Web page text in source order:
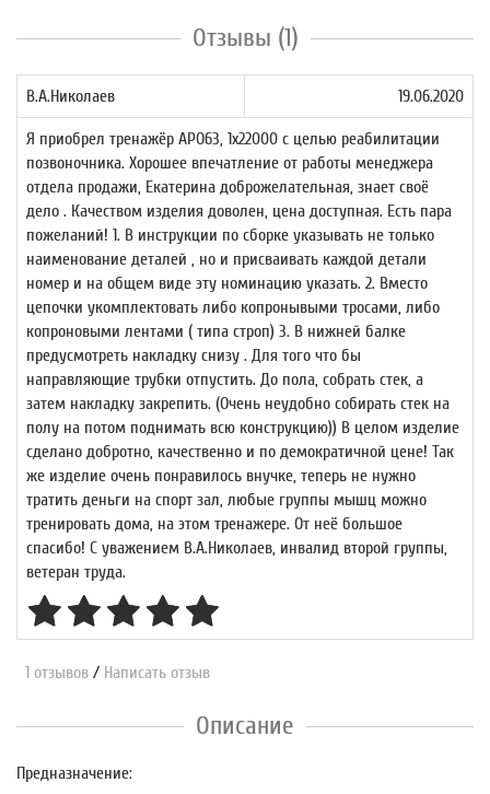
Отзывы (1)
В.А.Николаев 19.06.2020
Я приобрел тренажёр APO63, 1x22000 с целью реабилитации
позвоночника. Хорошее впечатление от работы менеджера
отдела продажи, Екатерина доброжелательная, знает своё
дело . Качеством изделия доволен, цена доступная. Есть пара
пожеланий! 1. В инструкции по сборке указывать не только
наименование деталей , но и присваивать каждой детали
номер и на общем виде эту номинацию указать. 2. Вместо
цепочки укомплектовать либо копронывыми тросами, либо
копроновыми лентами ( типа строп) 3. В нижней балке
предусмотреть накладку снизу . Для того что бы
направляющие трубки отпустить. До пола, собрать стек, а
затем накладку закрепить. (Очень неудобно собирать стек на
полу на потом поднимать всю конструкцию)) В целом изделие
сделано добротно, качественно и по демократичной цене! Так
же изделие очень понравилось внучке, теперь не нужно
тратить деньги на спорт зал, любые группы мышц можно
тренировать дома, на этом тренажере. От неё большое
спасибо! С уважением В.А.Николаев, инвалид второй группы,
ветеран труда.
1 отзывов / Написать отзыв
Описание
Предназначение: